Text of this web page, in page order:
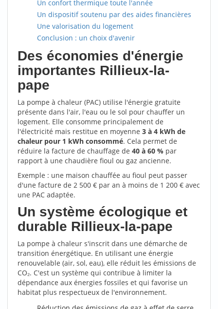
Un confort thermique toute l'année
Un dispositif soutenu par des aides financières
Une valorisation du logement
Conclusion : un choix d'avenir
Des économies d'énergie
importantes Rillieux-la-
pape
La pompe à chaleur (PAC) utilise l'énergie gratuite
présente dans l'air, l'eau ou le sol pour chauffer un
logement. Elle consomme principalement de
l'électricité mais restitue en moyenne 3 à 4 kWh de
chaleur pour 1 kWh consommé. Cela permet de
réduire la facture de chauffage de 40 à 60 % par
rapport à une chaudière fioul ou gaz ancienne.
Exemple : une maison chauffée au fioul peut passer
d'une facture de 2 500 € par an à moins de 1 200 € avec
une PAC adaptée.
Un système écologique et
durable Rillieux-la-pape
La pompe à chaleur s'inscrit dans une démarche de
transition énergétique. En utilisant une énergie
renouvelable (air, sol, eau), elle réduit les émissions de
CO₂. C'est un système qui contribue à limiter la
dépendance aux énergies fossiles et qui favorise un
habitat plus respectueux de l'environnement.